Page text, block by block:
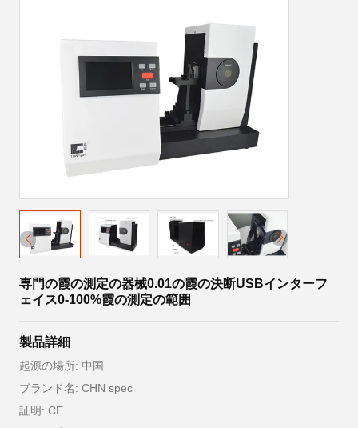
専門の霞の測定の器械0.01の霞の決断USBインターフ
ェイス0-100%霞の測定の範囲
製品詳細
起源の場所: 中国
ブランド名: CHN spec
証明: CE